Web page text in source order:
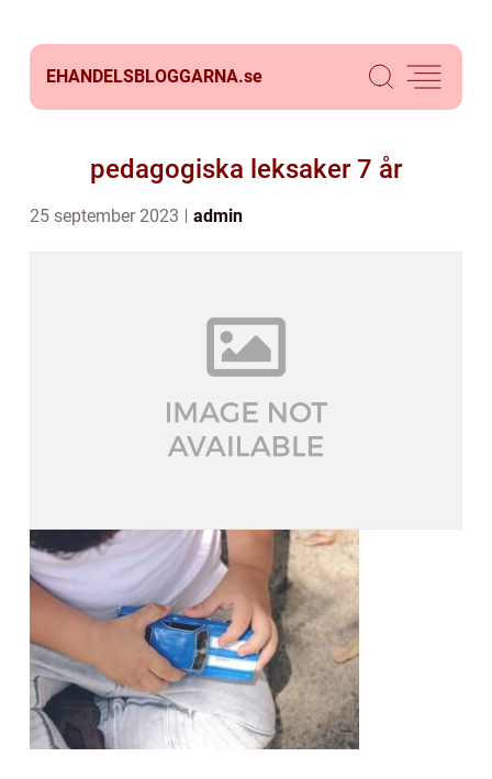
EHANDELSBLOGGARNA.se
pedagogiska leksaker 7 år
25 september 2023 admin